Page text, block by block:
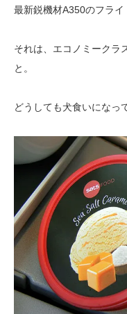
最新鋭機材A350のフライ
それは、エコノミークラ
と。
どうしても犬食いになっ